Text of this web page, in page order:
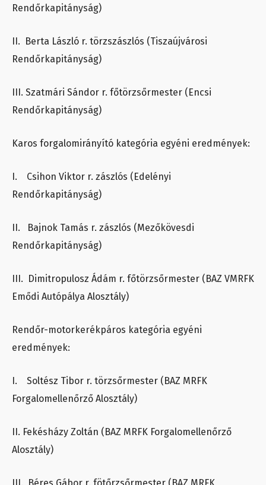
Rendőrkapitányság)
II. Berta László r. törzszászlós (Tiszaújvárosi
Rendőrkapitányság)
III. Szatmári Sándor r. főtörzsőrmester (Encsi
Rendőrkapitányság)
Karos forgalomirányító kategória egyéni eredmények:
I. Csihon Viktor r. zászlós (Edelényi
Rendőrkapitányság)
II. Bajnok Tamás r. zászlós (Mezőkövesdi
Rendőrkapitányság)
III. Dimitropulosz Ádám r. főtörzsőrmester (BAZ VMRFK
Emődi Autópálya Alosztály)
Rendőr-motorkerékpáros kategória egyéni
eredmények:
I. Soltész Tibor r. törzsőrmester (BAZ MRFK
Forgalomellenőrző Alosztály)
II. Fekésházy Zoltán (BAZ MRFK Forgalomellenőrző
Alosztály)
III. Béres Gábor r. fötőrzsőrmester (BAZ MRFK